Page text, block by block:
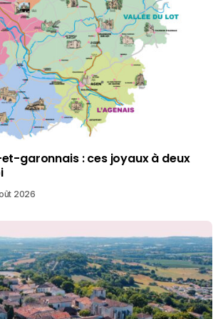
garonnais : ces joyaux à deux
2026